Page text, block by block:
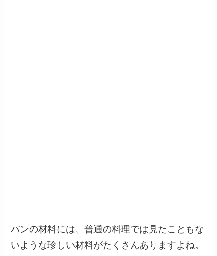
パンの材料には、普通の料理では見たこともな
いような珍しい材料がたくさんありますよね。